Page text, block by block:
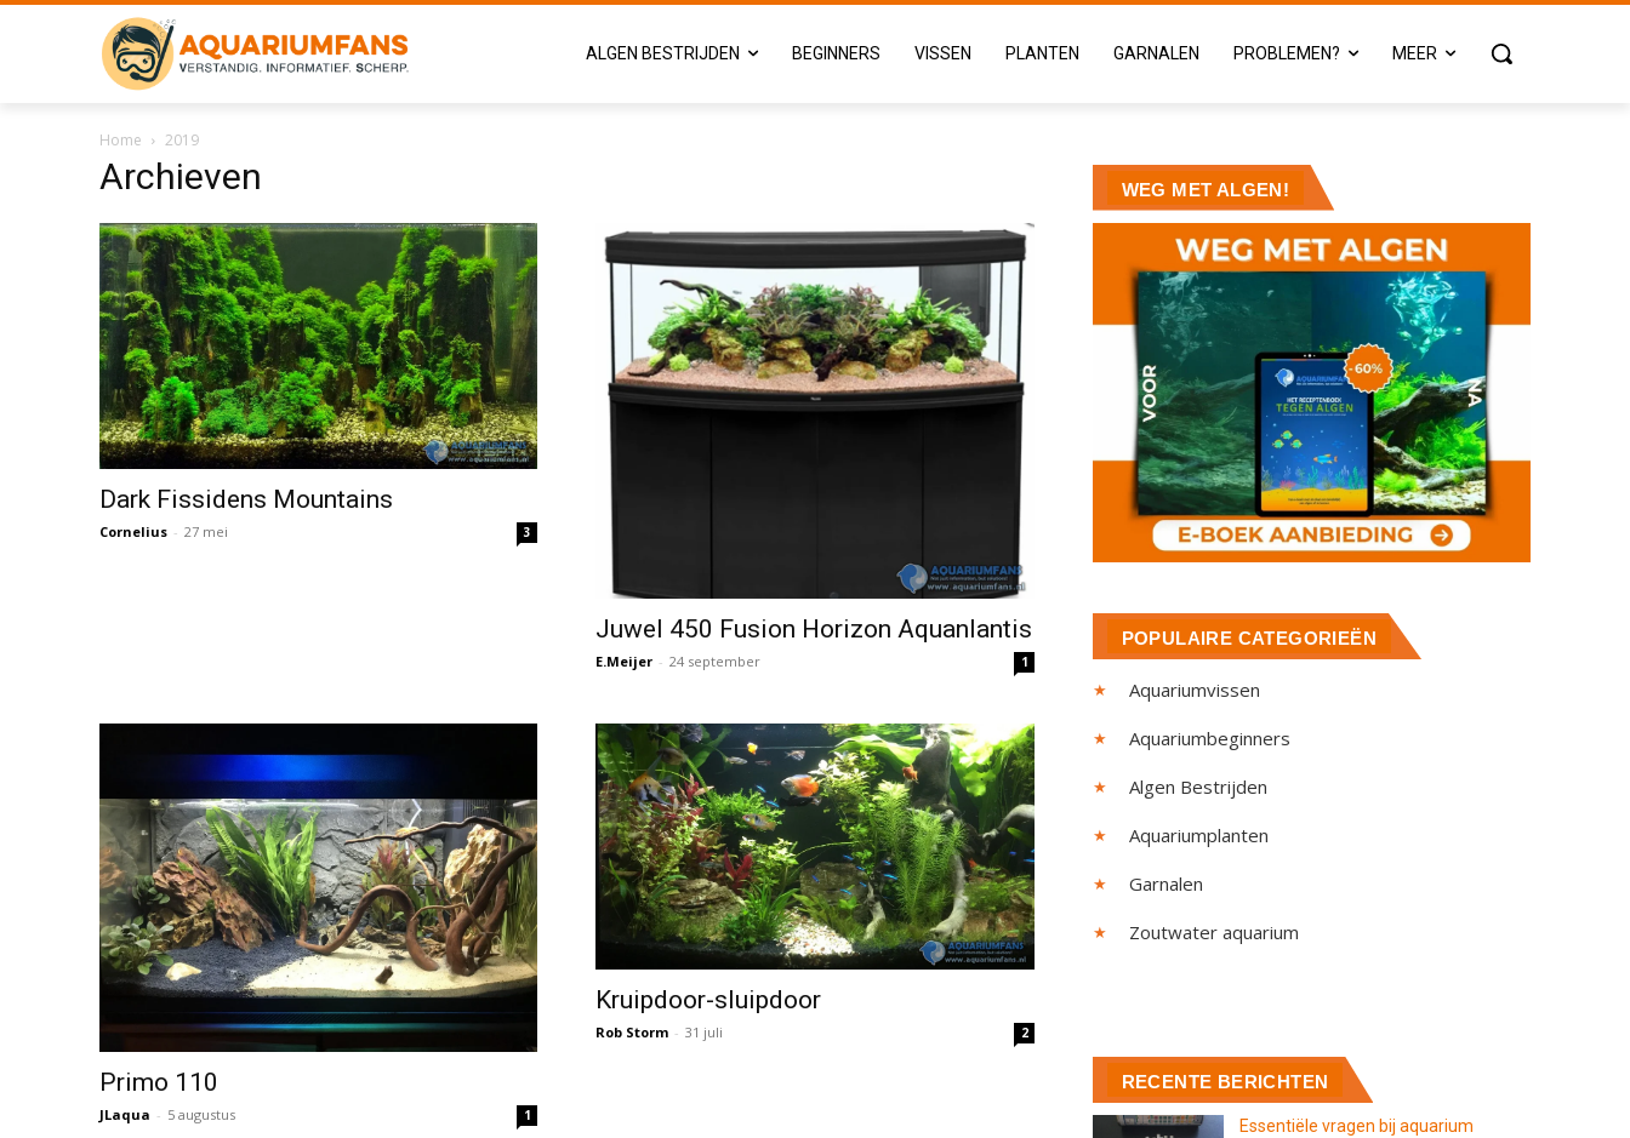
ALGEN BESTRIJDEN BEGINNERS VISSEN PLANTEN GARNALEN PROBLEMEN? MEER
Home 2019
Archieven
Dark Fissidens Mountains
Cornelius - 27 mei 3
Juwel 450 Fusion Horizon Aquanlantis
E.Meijer - 24 september 1
Primo 110
JLaqua - 5 augustus 1
Kruipdoor-sluipdoor
Rob Storm - 31 juli 2
WEG MET ALGEN!
POPULAIRE CATEGORIEËN
Aquariumvissen
Aquariumbeginners
Algen Bestrijden
Aquariumplanten
Garnalen
Zoutwater aquarium
RECENTE BERICHTEN
Essentiële vragen bij aquarium